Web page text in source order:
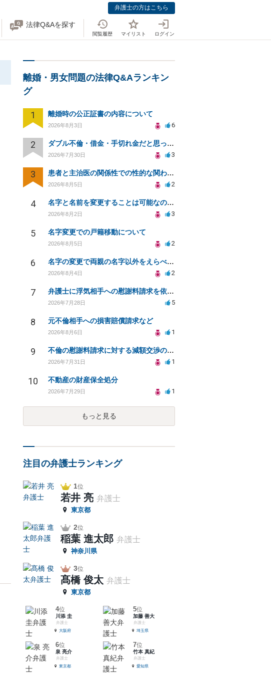
弁護士の方はこちら
法律Q&Aを探す
閲覧履歴 マイリスト ログイン
離婚・男女問題の法律Q&Aランキン
グ
1 離婚時の公正証書の内容について
2026年8月3日 6
2 ダブル不倫・借金・手切れ金だと思っていたお金を1年後いまさら脅迫罪として通知書が来てまとめて請求
2026年7月30日 3
3 患者と主治医の関係性での性的な関わりからのトラブル
2026年8月5日 2
4 名字と名前を変更することは可能なのか？
2026年8月2日 3
5 名字変更での戸籍移動について
2026年8月5日 2
6 名字の変更で両親の名字以外をえらべるのか？
2026年8月4日 2
7 弁護士に浮気相手への慰謝料請求を依頼する費用相場は？
2026年7月28日 5
8 元不倫相手への損害賠償請求など
2026年8月6日 1
9 不倫の慰謝料請求に対する減額交渉の可能性と対策
2026年7月31日 1
10 不動産の財産保全処分
2026年7月29日 1
もっと見る
注目の弁護士ランキング
1位
若井 亮 弁護士
東京都
2位
稲葉 進太郎 弁護士
神奈川県
3位
髙橋 俊太 弁護士
東京都
4位
川添 圭
弁護士
大阪府
5位
加藤 善大
弁護士
埼玉県
6位
泉 亮介
弁護士
東京都
7位
竹本 真紀
弁護士
愛知県